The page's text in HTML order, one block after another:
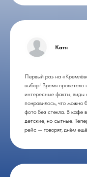
Катя
Первый раз на
выбор! Время пролетело
интересные факты, виды
понравилось, что можно
фото без стекла. В кафе
детские, но сытные.
рейс — говорят, днём